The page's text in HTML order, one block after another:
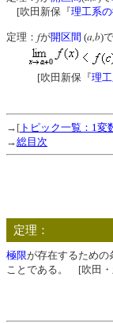
[吹田新保『理工系
定理： fが開区間 (a,b)で
[吹田新保『理
→[ トピック一覧：1変
→総目次
定理：
極限が存在するための
ことである。 [吹田・